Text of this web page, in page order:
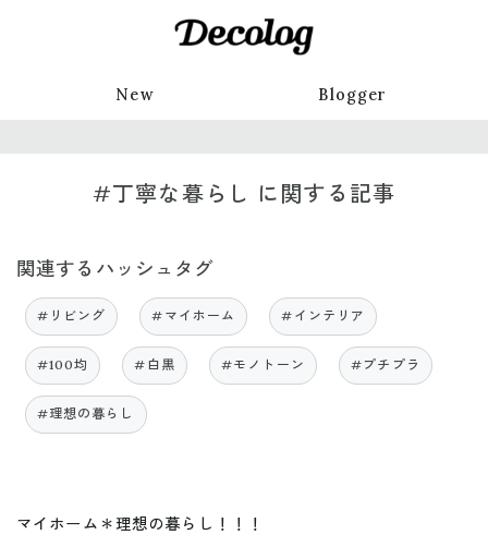
New Blogger
#丁寧な暮らし に関する記事
関連するハッシュタグ
#リビング #マイホーム #インテリア
#100均 #白黒 #モノトーン #プチプラ
#理想の暮らし
マイホーム＊理想の暮らし！！！